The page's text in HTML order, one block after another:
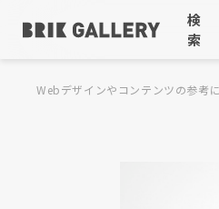
検
索
Webデザインやコンテンツの参考